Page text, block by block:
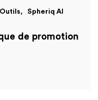
Outils Spheriq AI
de promotion